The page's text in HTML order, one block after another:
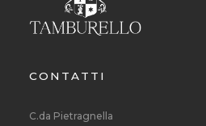
CONTATTI
C.da Pietragnella